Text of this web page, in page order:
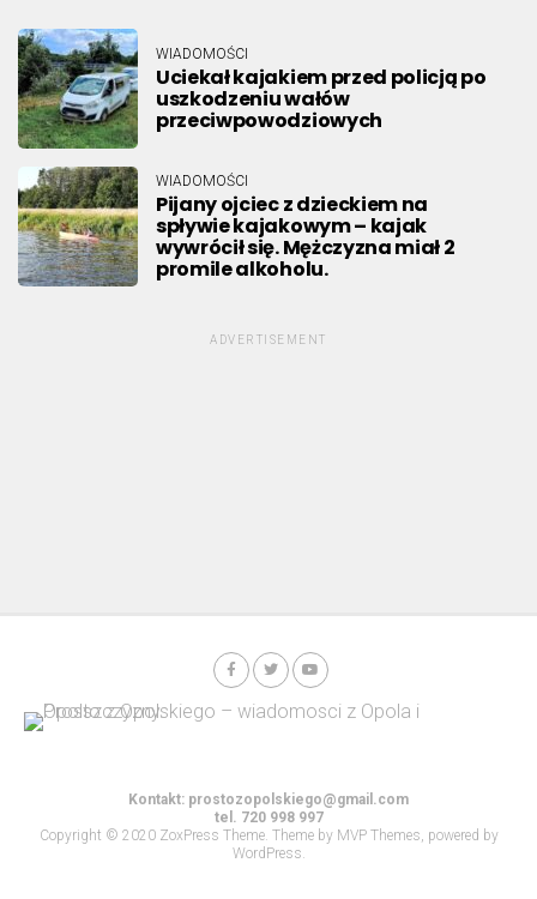
WIADOMOŚCI
Uciekał kajakiem przed policją po
uszkodzeniu wałów
przeciwpowodziowych
WIADOMOŚCI
Pijany ojciec z dzieckiem na
spływie kajakowym – kajak
wywrócił się. Mężczyzna miał 2
promile alkoholu.
ADVERTISEMENT
Kontakt: prostozopolskiego@gmail.com
tel. 720 998 997
Copyright © 2020 ZoxPress Theme. Theme by MVP Themes, powered by
WordPress.